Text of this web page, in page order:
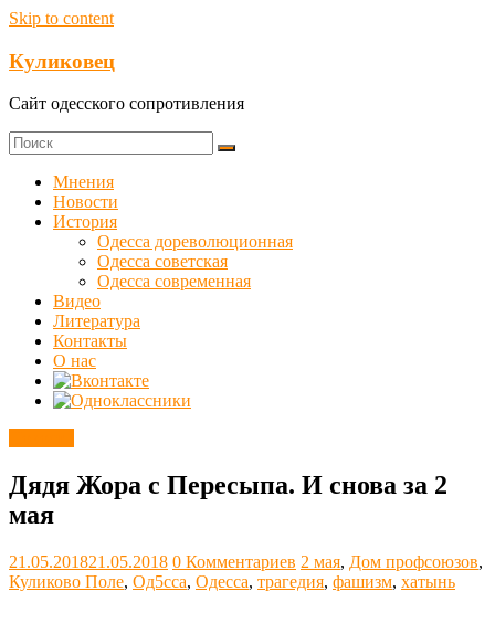
Skip to content
Куликовец
Сайт одесского сопротивления
Мнения
Новости
История
Одесса дореволюционная
Одесса советская
Одесса современная
Видео
Литература
Контакты
О нас
Дядя Жора с Пересыпа. И снова за 2
мая
21.05.201821.05.2018 0 Комментариев 2 мая, Дом профсоюзов,
Куликово Поле, Од5сса, Одесса, трагедия, фашизм, хатынь